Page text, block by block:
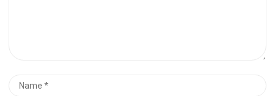
Name